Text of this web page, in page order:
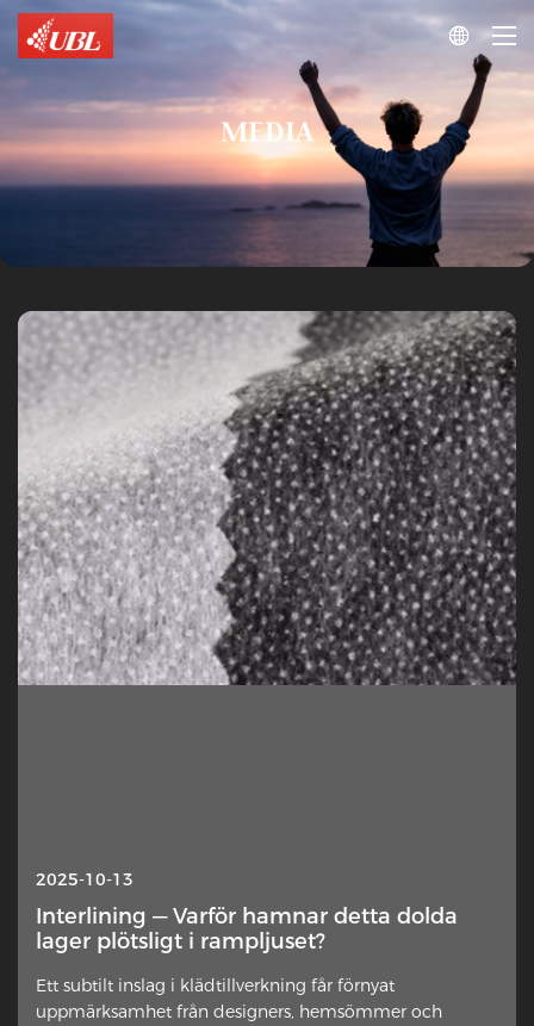

MEDIA
2025-10-13
Interlining — Varför hamnar detta dolda
lager plötsligt i rampljuset?
Ett subtilt inslag i klädtillverkning får förnyat
uppmärksamhet från designers, hemsömmer och